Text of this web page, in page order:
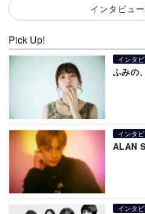
インタビュ
Pick Up!
インタ
ふみの
インタ
ALAN
インタ